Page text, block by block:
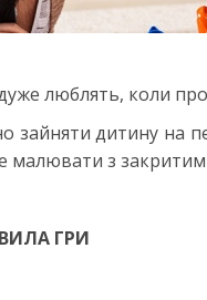
дуже люблять, коли
зайняти дитину на
малювати з
ГРИ